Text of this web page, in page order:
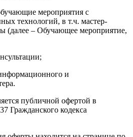
мероприятия с
технологий, в т.ч. мастер-
(далее – Обучающее мероприятие,
и
публичной офертой в
Гражданского кодекса